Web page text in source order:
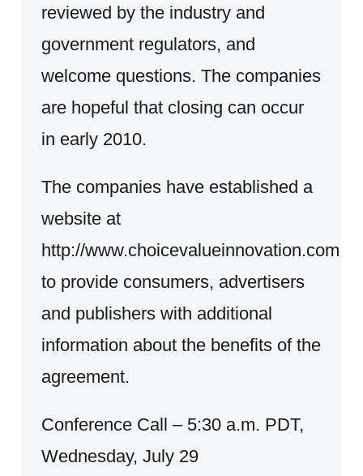
reviewed by the industry and
government regulators, and
welcome questions. The companies
are hopeful that closing can occur
in early 2010.
The companies have established a
website at
http://www.choicevalueinnovation.com
to provide consumers, advertisers
and publishers with additional
information about the benefits of the
agreement.
Conference Call – 5:30 a.m. PDT,
Wednesday, July 29